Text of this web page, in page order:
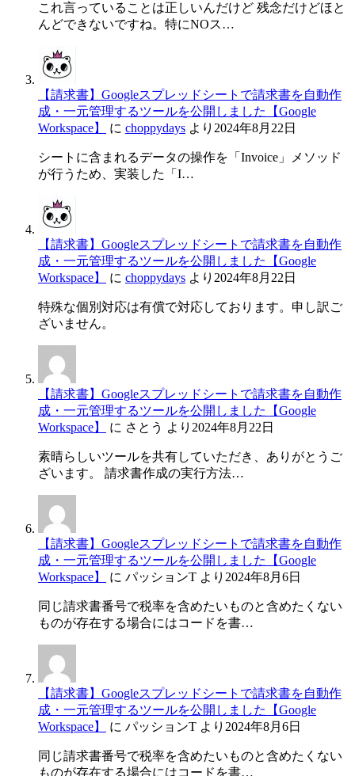
これ言っていることは正しいんだけど 残念だけどほと
んどできないですね。特にNOス…
【請求書】Googleスプレッドシートで請求書を自動作
成・一元管理するツールを公開しました【Google
Workspace】
に choppydays より 2024年8月22日
シートに含まれるデータの操作を「Invoice」メソッド
が行うため、実装した「I…
【請求書】Googleスプレッドシートで請求書を自動作
成・一元管理するツールを公開しました【Google
Workspace】
に choppydays より 2024年8月22日
特殊な個別対応は有償で対応しております。申し訳ご
ざいません。
【請求書】Googleスプレッドシートで請求書を自動作
成・一元管理するツールを公開しました【Google
Workspace】
に さとう より 2024年8月22日
素晴らしいツールを共有していただき、ありがとうご
ざいます。 請求書作成の実行方法…
【請求書】Googleスプレッドシートで請求書を自動作
成・一元管理するツールを公開しました【Google
Workspace】
に パッションT より 2024年8月6日
同じ請求書番号で税率を含めたいものと含めたくない
ものが存在する場合にはコードを書…
【請求書】Googleスプレッドシートで請求書を自動作
成・一元管理するツールを公開しました【Google
Workspace】
に パッションT より 2024年8月6日
同じ請求書番号で税率を含めたいものと含めたくない
ものが存在する場合にはコードを書…